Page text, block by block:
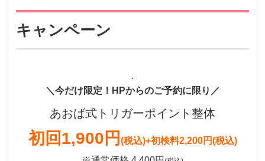
キャンペーン
.
＼今だけ限定！HPからのご予約に限り／
あおば式トリガーポイント整体
初回1,900円 (税込)+初検料2,200円(税込)